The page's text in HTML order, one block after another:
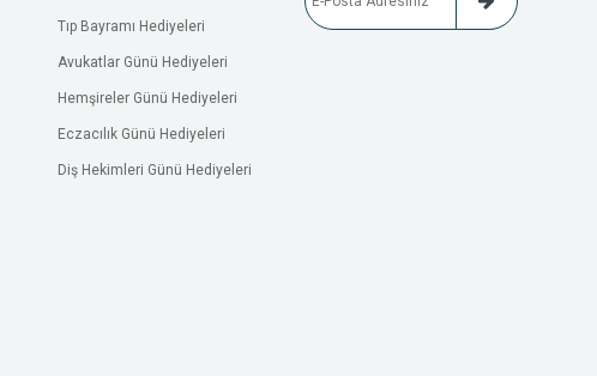
Tıp Bayramı Hediyeleri
Avukatlar Günü Hediyeleri
Hemşireler Günü Hediyeleri
Eczacılık Günü Hediyeleri
Diş Hekimleri Günü Hediyeleri